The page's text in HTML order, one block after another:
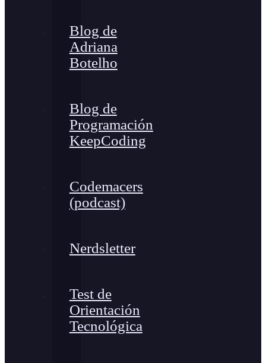
Blog de
Adriana
Botelho
Blog de
Programación
KeepCoding
Codemacers
(podcast)
Nerdsletter
Test de
Orientación
Tecnológica